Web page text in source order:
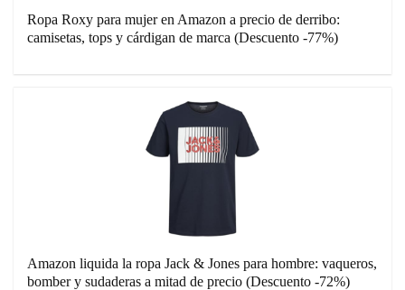
Ropa Roxy para mujer en Amazon a precio de derribo:
camisetas, tops y cárdigan de marca (Descuento -77%)
Amazon liquida la ropa Jack & Jones para hombre: vaqueros,
bomber y sudaderas a mitad de precio (Descuento -72%)